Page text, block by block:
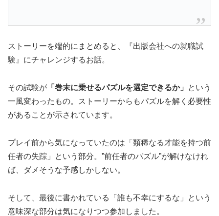
ストーリーを端的にまとめると、『出版会社への就職試
験』にチャレンジするお話。
その試験が 「巻末に乗せるパズルを選定できるか」
という
一風変わったもの。ストーリーからもパズルを解く必要性
があることが示されています。
プレイ前から気になっていたのは「類稀なる才能を持つ前
任者の失踪」という部分。”前任者のパズル”が解けなけれ
ば、ダメそうな予感しかしない。
そして、最後に書かれている「誰も不幸にするな」という
意味深な部分は気になりつつ参加しました。